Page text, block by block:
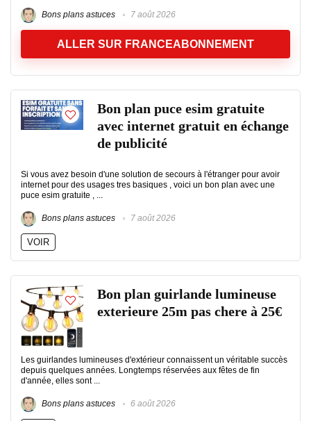
Bons plans astuces 7 août 2026
ALLER SUR FRANCEABONNEMENT
Bon plan puce esim gratuite
avec internet gratuit en échange
de publicité
Si vous avez besoin d'une solution de secours à l'étranger pour avoir
internet pour des usages tres basiques , voici un bon plan avec une
puce esim gratuite , ...
Bons plans astuces 7 août 2026
VOIR
Bon plan guirlande lumineuse
exterieure 25m pas chere à 25€
Les guirlandes lumineuses d'extérieur connaissent un véritable succès
depuis quelques années. Longtemps réservées aux fêtes de fin
d'année, elles sont ...
Bons plans astuces 6 août 2026